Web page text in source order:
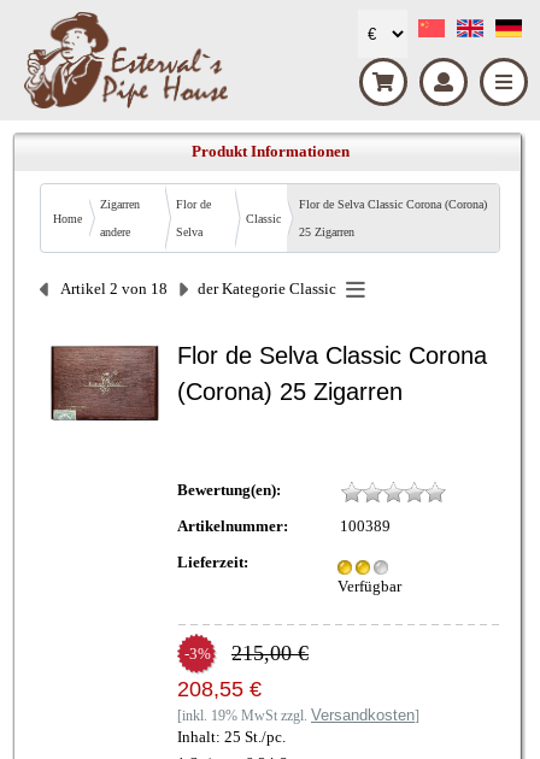
Produkt Informationen
Home
Zigarren
andere
Flor de
Selva
Classic
Flor de Selva Classic Corona (Corona)
25 Zigarren
Artikel 2 von 18 der Kategorie Classic
Flor de Selva Classic Corona
(Corona) 25 Zigarren
Bewertung(en):
Artikelnummer:
100389
Lieferzeit:
Verfügbar
215,00 €
-3%
208,55 €
[inkl. 19% MwSt zzgl. Versandkosten]
Inhalt: 25 St./pc.